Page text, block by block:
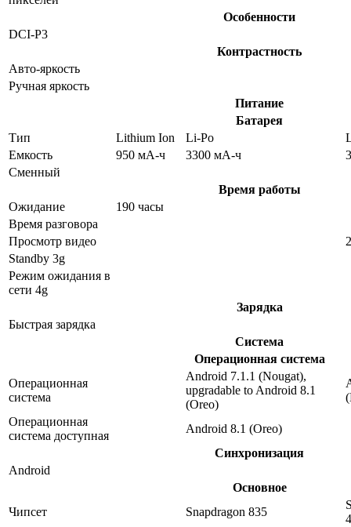
Особенности
DCI-P3
Контрастность
Авто-яркость
Ручная яркость
Питание
Батарея
Тип
Lithium Ion Li-Po
Емкость
950 мА-ч 3300 мА-ч
Сменный
Время работы
Ожидание
190 часы
Время разговора
Просмотр видео
Standby 3g
Режим ожидания в
сети 4g
Зарядка
Быстрая зарядка
Система
Операционная система
Операционная
система
Android 7.1.1 (Nougat),
upgradable to Android 8.1
(Oreo)
Операционная
система доступная
Android 8.1 (Oreo)
Синхронизация
Android
Основное
Чипсет
Snapdragon 835